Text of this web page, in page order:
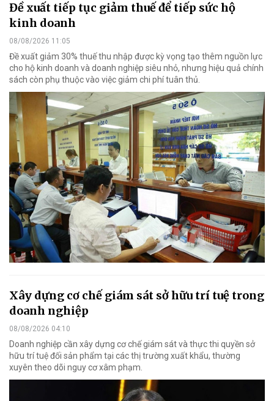
Đề xuất tiếp tục giảm thuế để tiếp sức hộ
kinh doanh
08/08/2026 11:05
Đề xuất giảm 30% thuế thu nhập được kỳ vọng tạo thêm nguồn lực
cho hộ kinh doanh và doanh nghiệp siêu nhỏ, nhưng hiệu quả chính
sách còn phụ thuộc vào việc giảm chi phí tuân thủ.
Xây dựng cơ chế giám sát sở hữu trí tuệ trong
doanh nghiệp
08/08/2026 04:10
Doanh nghiệp cần xây dựng cơ chế giám sát và thực thi quyền sở
hữu trí tuệ đối sản phẩm tại các thị trường xuất khẩu, thường
xuyên theo dõi nguy cơ xâm phạm.